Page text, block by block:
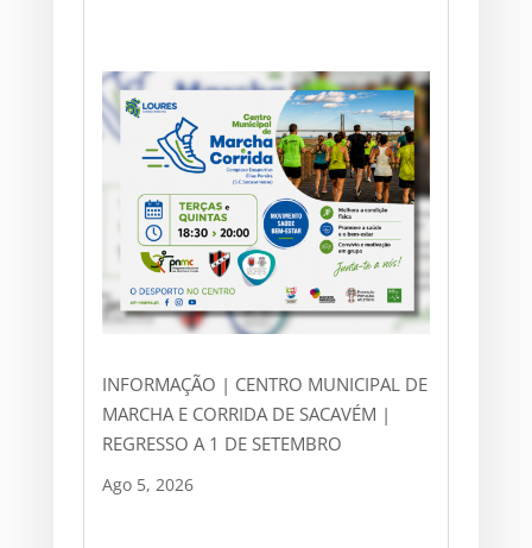
INFORMAÇÃO | CENTRO MUNICIPAL DE
MARCHA E CORRIDA DE SACAVÉM |
REGRESSO A 1 DE SETEMBRO
Ago 5, 2026